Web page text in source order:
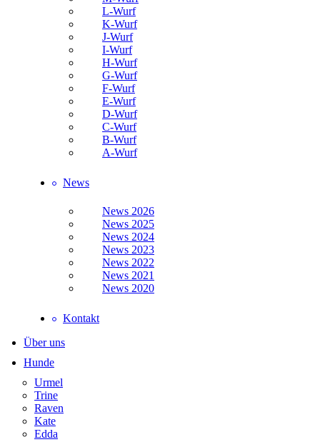
L-Wurf
K-Wurf
J-Wurf
I-Wurf
H-Wurf
G-Wurf
F-Wurf
E-Wurf
D-Wurf
C-Wurf
B-Wurf
A-Wurf
News
News 2026
News 2025
News 2024
News 2023
News 2022
News 2021
News 2020
Kontakt
Über uns
Hunde
Urmel
Trine
Raven
Kate
Edda